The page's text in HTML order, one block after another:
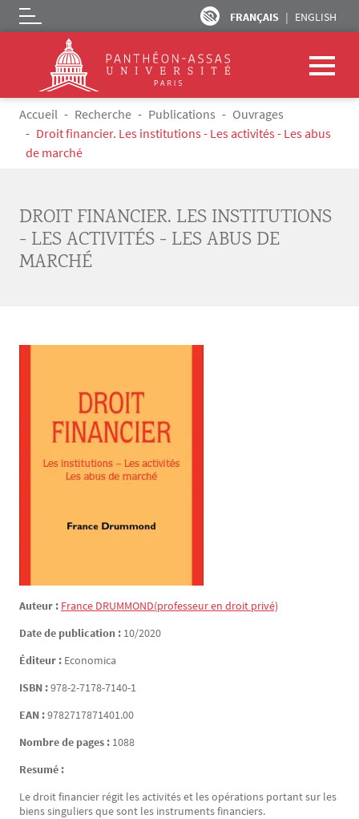
Aller au contenu principal
FRANÇAIS ENGLISH
Logo
Fil d'Ariane
Accueil Recherche Publications
Ouvrages
Droit financier. Les institutions - Les activités - Les abus
de marché
DROIT FINANCIER. LES INSTITUTIONS
- LES ACTIVITÉS - LES ABUS DE
MARCHÉ
Auteur : France DRUMMOND(professeur en droit privé)
Date de publication : 10/2020
Éditeur : Economica
ISBN :978-2-7178-7140-1
EAN :9782717871401.00
Nombre de pages : 1088
Resumé :
Le droit financier régit les activités et les opérations portant sur les
biens singuliers que sont les instruments financiers.